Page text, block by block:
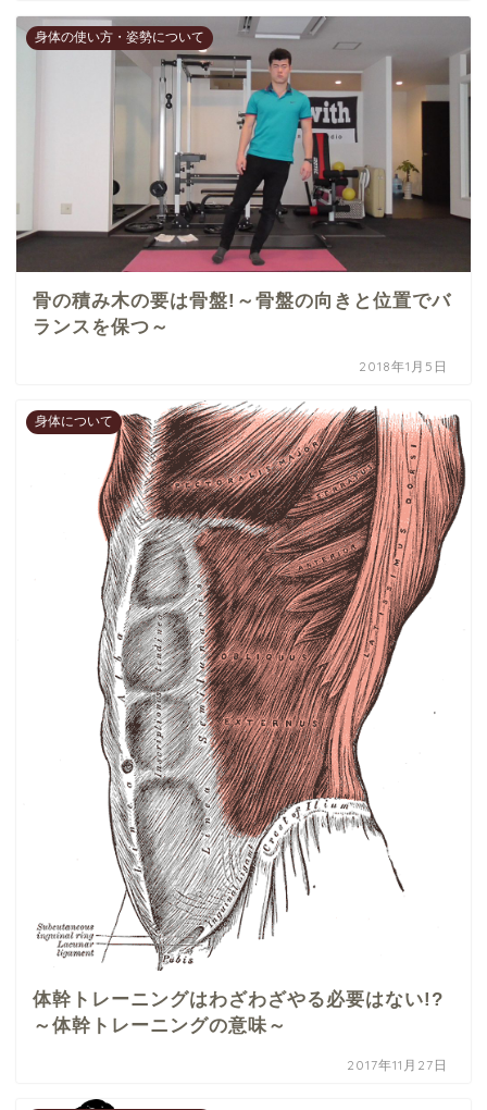
身体の使い方・姿勢について
骨の積み木の要は骨盤!～骨盤の向きと位置でバ
ランスを保つ～
2018年1月5日
身体について
体幹トレーニングはわざわざやる必要はない!?
～体幹トレーニングの意味～
2017年11月27日